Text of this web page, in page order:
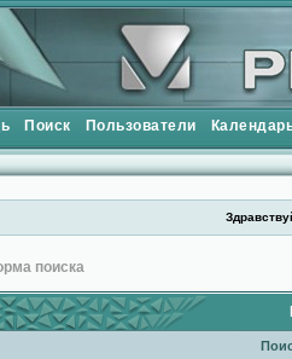
Поиск Пользователи
поиска